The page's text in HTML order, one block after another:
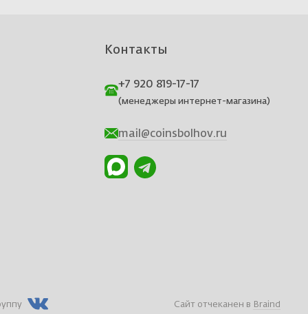
Контакты
+7 920 819-17-17
(менеджеры интернет-магазина)
mail@coinsbolhov.ru
Сайт отчеканен в Braind